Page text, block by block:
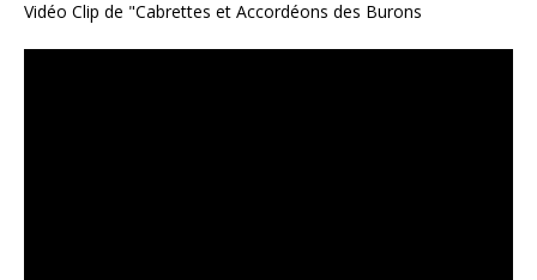
Vidéo Clip de "Cabrettes et Accordéons des Burons